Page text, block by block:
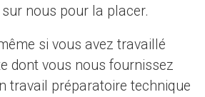
nous pour la placer.
si vous avez travaillé
dont vous nous fournissez
travail préparatoire technique